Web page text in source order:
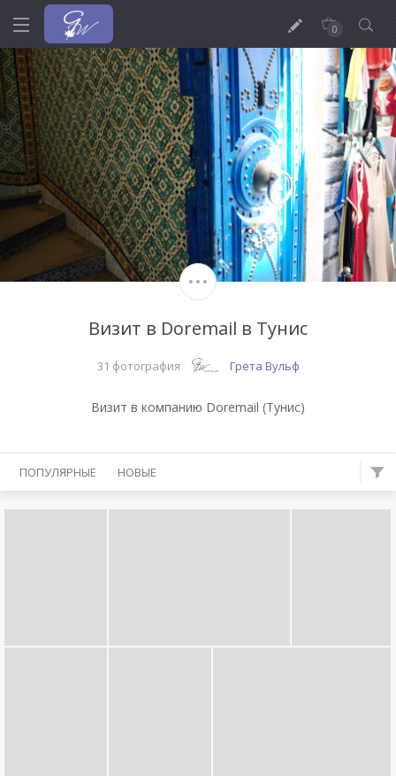
0
Визит в Doremail в Тунис
31 фотография Грета Вульф
Визит в компанию Doremail (Тунис)
ПОПУЛЯРНЫЕ НОВЫЕ